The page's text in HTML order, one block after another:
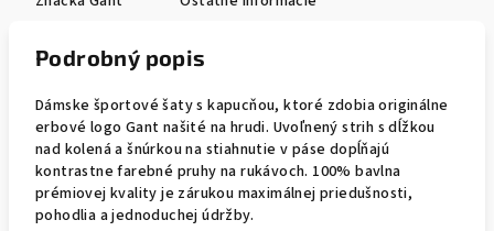
Podrobný popis
Dámske športové šaty s kapucňou, ktoré zdobia originálne
erbové logo Gant našité na hrudi. Uvoľnený strih s dĺžkou
nad kolená a šnúrkou na stiahnutie v páse dopĺňajú
kontrastne farebné pruhy na rukávoch. 100% bavlna
prémiovej kvality je zárukou maximálnej priedušnosti,
pohodlia a jednoduchej údržby.